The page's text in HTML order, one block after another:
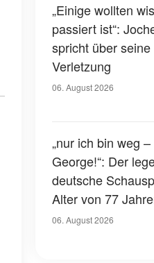
„Einige wollten
passiert ist“:
spricht über
Verletzung
06. August 2026
„nur ich bin weg
George!“: Der
deutsche
Alter von 77
hatte er über
06. August 2026